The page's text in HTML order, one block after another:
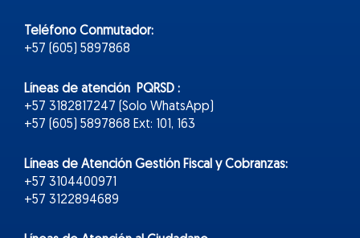
Teléfono Conmutador:
+57 (605) 5897868
Líneas de atención PQRSD :
+57 3182817247 (Solo WhatsApp)
+57 (605) 5897868 Ext: 101, 163
Líneas de Atención Gestión Fiscal y Cobranzas:
+57 3104400971
+57 3122894689